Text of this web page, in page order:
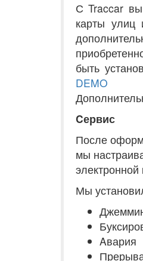
С Traccar вы
карты улиц
быть
DEMO
Cервис
После
мы
Мы
Aвария